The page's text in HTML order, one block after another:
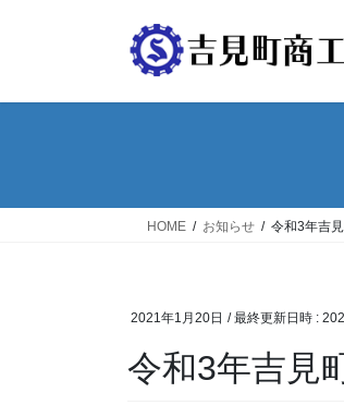
HOME お知らせ 令和3年吉
2021年1月20日 / 最終更新日時 :
令和3年吉見